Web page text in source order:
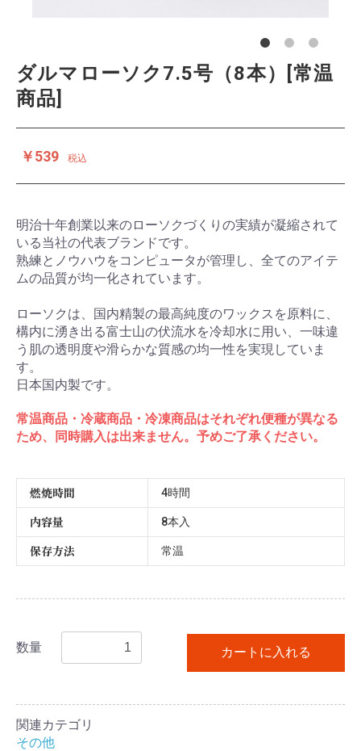
ダルマローソク7.5号（8本）[常温
商品]
￥539 税込
明治十年創業以来のローソクづくりの実績が凝縮されて
いる当社の代表ブランドです。
熟練とノウハウをコンピュータが管理し、全てのアイテ
ムの品質が均一化されています。
ローソクは、国内精製の最高純度のワックスを原料に、
構内に湧き出る富士山の伏流水を冷却水に用い、一味違
う肌の透明度や滑らかな質感の均一性を実現していま
す。
日本国内製です。
常温商品・冷蔵商品・冷凍商品はそれぞれ便種が異なる
ため、同時購入は出来ません。予めご了承ください。
燃焼時間 4時間
内容量 8本入
保存方法 常温
数量 カートに入れる
関連カテゴリ
その他